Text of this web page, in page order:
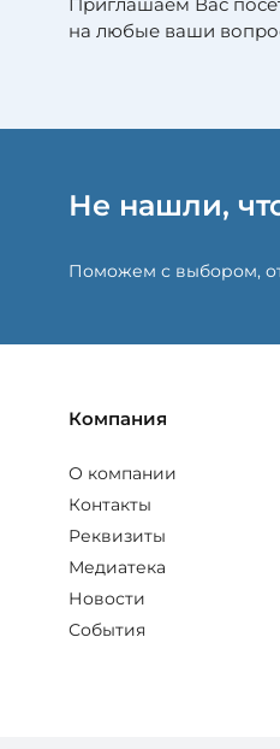
на любые ваши
Не нашли,
Поможем с выбором,
Компания
О компании
Контакты
Реквизиты
Медиатека
Новости
События